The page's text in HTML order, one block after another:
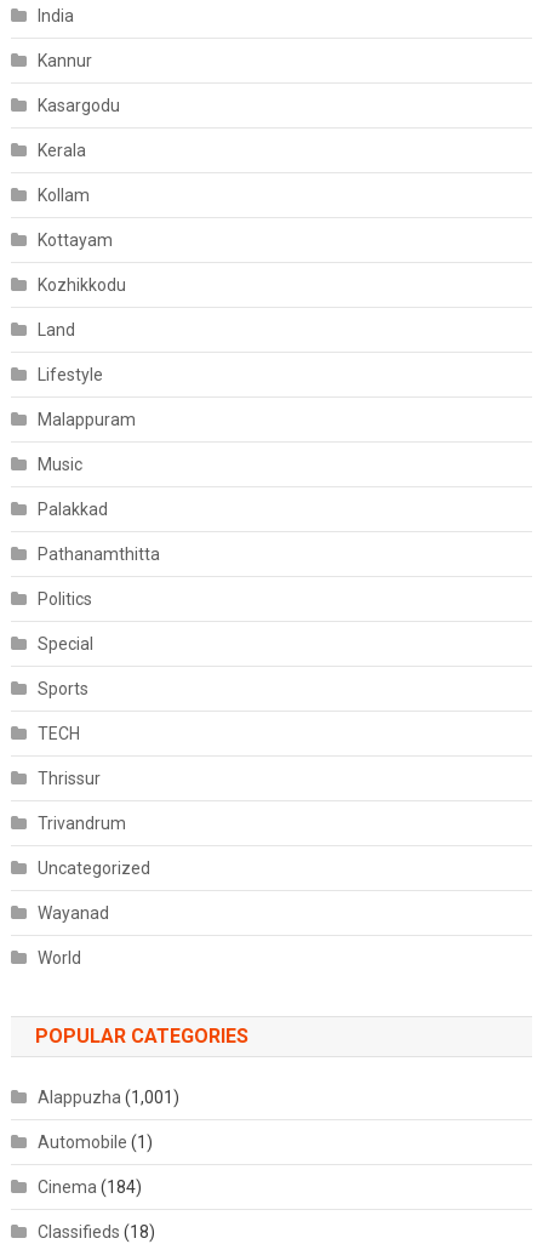
India
Kannur
Kasargodu
Kerala
Kollam
Kottayam
Kozhikkodu
Land
Lifestyle
Malappuram
Music
Palakkad
Pathanamthitta
Politics
Special
Sports
TECH
Thrissur
Trivandrum
Uncategorized
Wayanad
World
POPULAR CATEGORIES
Alappuzha(1,001)
Automobile (1)
Cinema(184)
Classifieds (18)